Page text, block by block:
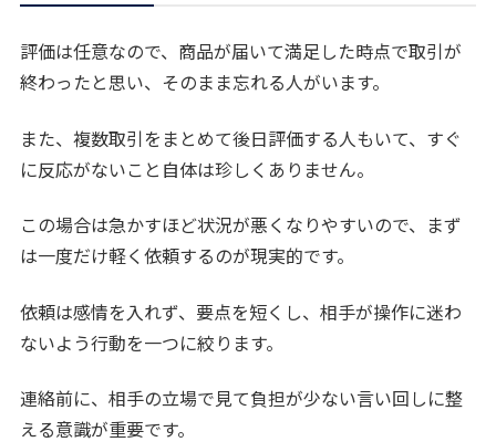
評価は任意なので、商品が届いて満足した時点で取引が
終わったと思い、そのまま忘れる人がいます。
また、複数取引をまとめて後日評価する人もいて、すぐ
に反応がないこと自体は珍しくありません。
この場合は急かすほど状況が悪くなりやすいので、まず
は一度だけ軽く依頼するのが現実的です。
依頼は感情を入れず、要点を短くし、相手が操作に迷わ
ないよう行動を一つに絞ります。
連絡前に、相手の立場で見て負担が少ない言い回しに整
える意識が重要です。